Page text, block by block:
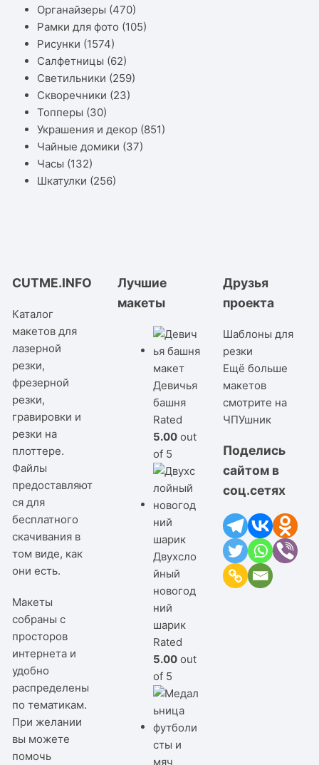
Органайзеры (470)
Рамки для фото (105)
Рисунки (1574)
Салфетницы (62)
Светильники (259)
Скворечники (23)
Топперы (30)
Украшения и декор (851)
Чайные домики (37)
Часы (132)
Шкатулки (256)
CUTME.INFO
Каталог
макетов для
лазерной
резки,
фрезерной
резки,
гравировки и
резки на
плоттере.
Файлы
предоставляют
ся для
бесплатного
скачивания в
том виде, как
они есть.
Макеты
собраны с
просторов
интернета и
удобно
распределены
по тематикам.
При желании
вы можете
помочь
Лучшие
макеты
Девичья
башня
Rated
5.00 out
of 5
Двухсло
йный
новогод
ний
шарик
Rated
5.00 out
of 5
Друзья
проекта
Шаблоны для
резки
Ещё больше
макетов
смотрите на
ЧПУшник
Поделись
сайтом в
соц.сетях